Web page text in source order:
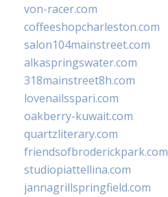
von-racer.com
coffeeshopcharleston.com
salon104mainstreet.com
alkaspringswater.com
318mainstreet8h.com
lovenailsspari.com
oakberry-kuwait.com
quartzliterary.com
friendsofbroderickpark.com
studiopiattellina.com
jannagrillspringfield.com